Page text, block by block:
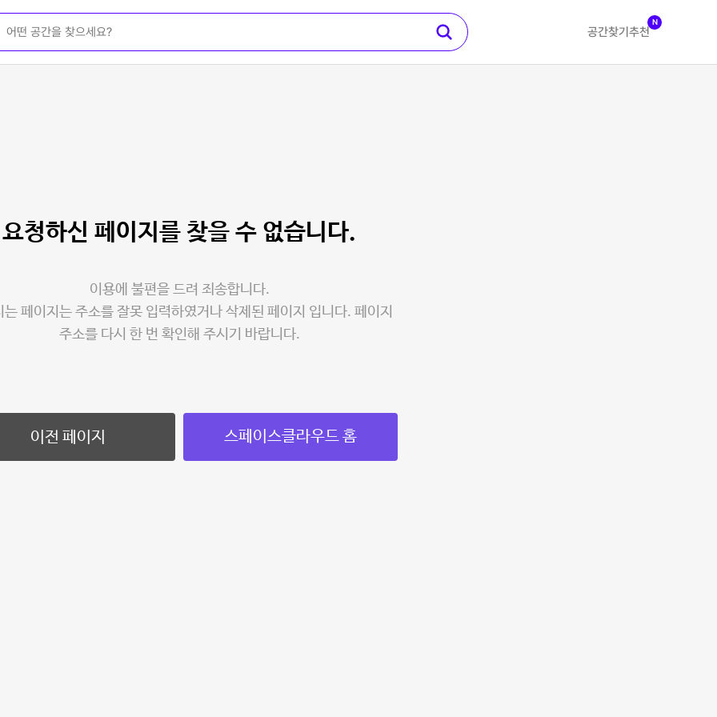
공간찾기 추천
N
요청하신 페이지를 찾을 수 없습니다.
이용에 불편을 드려 죄송합니다.
는 페이지는 주소를 잘못 입력하였거나 삭제된 페이지 입니다. 페이지
주소를 다시 한 번 확인해 주시기 바랍니다.
이전 페이지 스페이스클라우드 홈